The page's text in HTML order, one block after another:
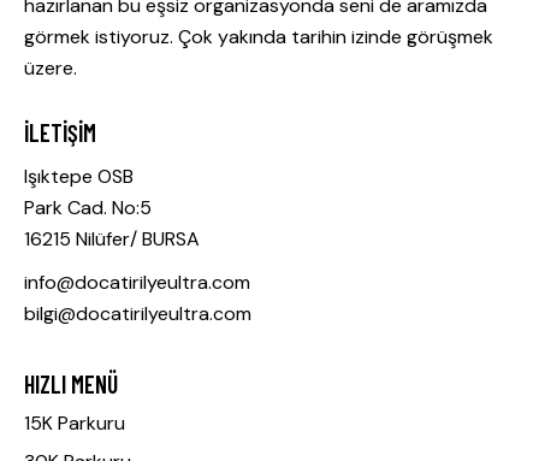
hazırlanan bu eşsiz organizasyonda seni de aramızda
görmek istiyoruz. Çok yakında tarihin izinde görüşmek
üzere.
İLETIŞIM
Işıktepe OSB
Park Cad. No:5
16215 Nilüfer/ BURSA
info@docatirilyeultra.com
bilgi@docatirilyeultra.com
HIZLI MENÜ
15K Parkuru